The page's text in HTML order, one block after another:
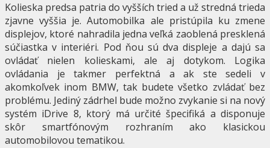
Kolieska predsa patria do vyšších tried a už stredná trieda
zjavne vyššia je. Automobilka ale pristúpila ku zmene
displejov, ktoré nahradila jedna veľká zaoblená presklená
súčiastka v interiéri. Pod ňou sú dva displeje a dajú sa
ovládať nielen kolieskami, ale aj dotykom. Logika
ovládania je takmer perfektná a ak ste sedeli v
akomkoľvek inom BMW, tak budete všetko zvládať bez
problému. Jediný zádrhel bude možno zvykanie si na nový
systém iDrive 8, ktorý má určité špecifiká a disponuje
skôr smartfónovým rozhraním ako klasickou
automobilovou tematikou.